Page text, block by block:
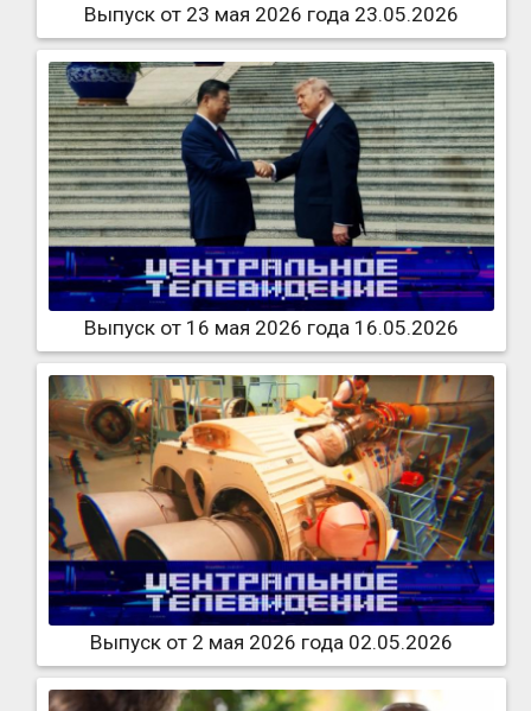
Выпуск от 23 мая 2026 года 23.05.2026
Выпуск от 16 мая 2026 года 16.05.2026
Выпуск от 2 мая 2026 года 02.05.2026